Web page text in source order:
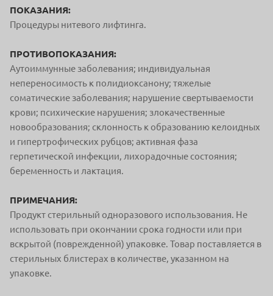
ПОКАЗАНИЯ:
Процедуры нитевого лифтинга.
ПРОТИВОПОКАЗАНИЯ:
Аутоиммунные заболевания; индивидуальная
непереносимость к полидиоксанону; тяжелые
соматические заболевания; нарушение свертываемости
крови; психические нарушения; злокачественные
новообразования; склонность к образованию келоидных
и гипертрофических рубцов; активная фаза
герпетической инфекции, лихорадочные состояния;
беременность и лактация.
ПРИМЕЧАНИЯ:
Продукт стерильный одноразового использования. Не
использовать при окончании срока годности или при
вскрытой (поврежденной) упаковке. Товар поставляется в
стерильных блистерах в количестве, указанном на
упаковке.